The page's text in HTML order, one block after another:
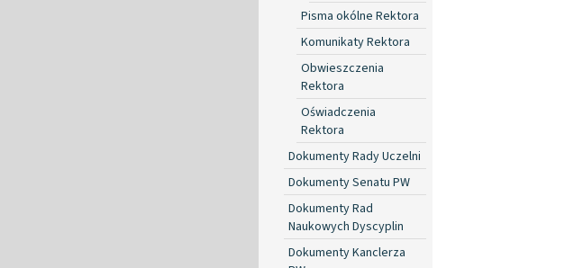
Pisma okólne Rektora
Komunikaty Rektora
Obwieszczenia
Rektora
Oświadczenia
Rektora
Dokumenty Rady Uczelni
Dokumenty Senatu PW
Dokumenty Rad
Naukowych Dyscyplin
Dokumenty Kanclerza